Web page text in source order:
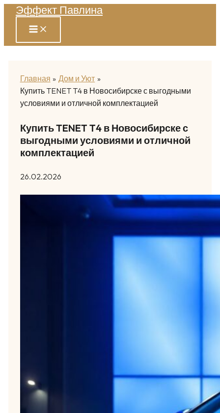
Перейти
содержимому
Эффект Павлина
Главная
Дом и Уют
Купить TENET T4 в Новосибирске с выгодными
условиями и отличной комплектацией
Купить TENET T4 в Новосибирске с
выгодными условиями и отличной
комплектацией
26.02.2026